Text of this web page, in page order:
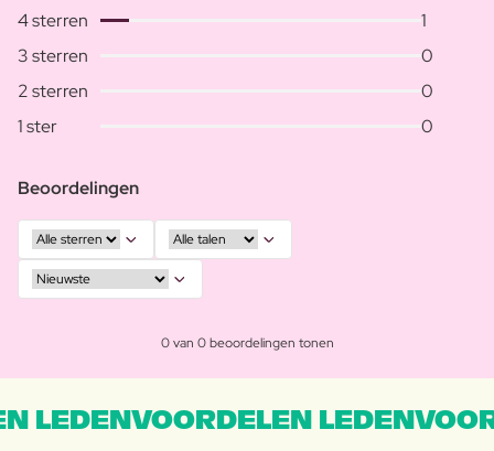
4 sterren
1
3 sterren
0
2 sterren
0
1 ster
0
Beoordelingen
0 van 0 beoordelingen tonen
LEDENVOORDELEN